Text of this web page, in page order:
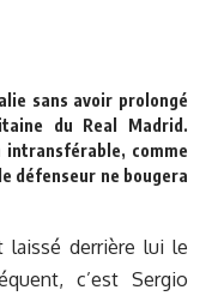
sans avoir prolongé
du Real Madrid.
comme
défenseur ne bougera
laissé derrière lui le
c’est Sergio